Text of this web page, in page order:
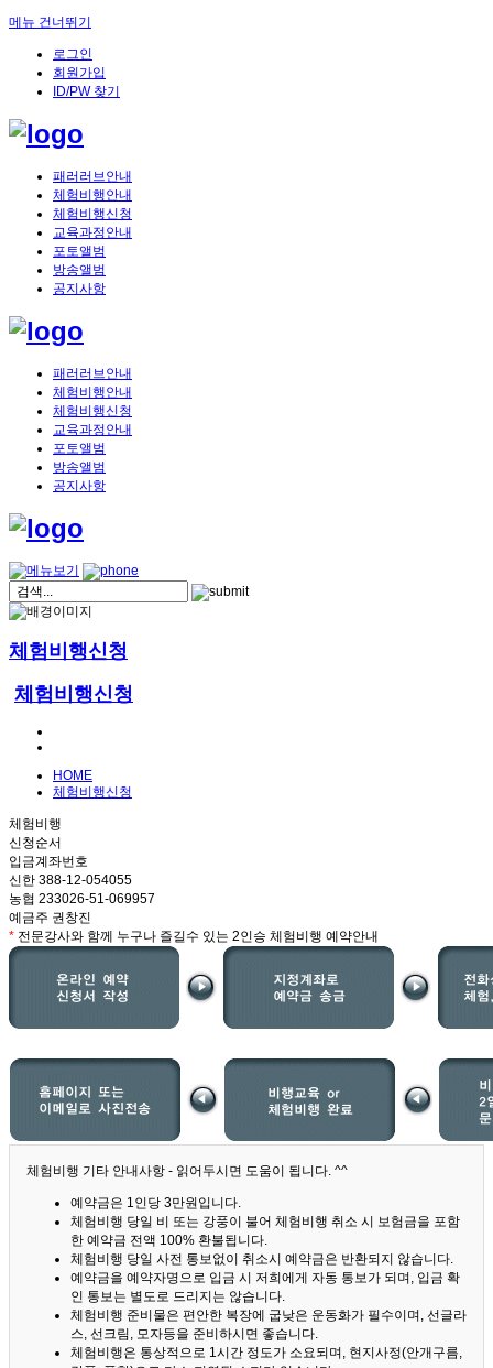
메뉴 건너뛰기
로그인
회원가입
ID/PW 찾기
패러러브안내
체험비행안내
체험비행신청
교육과정안내
포토앨범
방송앨범
공지사항
패러러브안내
체험비행안내
체험비행신청
교육과정안내
포토앨범
방송앨범
공지사항
체험비행신청
체험비행신청
HOME
체험비행신청
체험비행
신청순서
입금계좌번호
신한 388-12-054055
농협 233026-51-069957
예금주 권창진
* 전문강사와 함께 누구나 즐길수 있는 2인승 체험비행 예약안내
체험비행 기타 안내사항 - 읽어두시면 도움이 됩니다. ^^
예약금은 1인당 3만원입니다.
체험비행 당일 비 또는 강풍이 불어 체험비행 취소 시 보험금을 포함
한 예약금 전액 100% 환불됩니다.
체험비행 당일 사전 통보없이 취소시 예약금은 반환되지 않습니다.
예약금을 예약자명으로 입금 시 저희에게 자동 통보가 되며, 입금 확
인 통보는 별도로 드리지는 않습니다.
체험비행 준비물은 편안한 복장에 굽낮은 운동화가 필수이며, 선글라
스, 선크림, 모자등을 준비하시면 좋습니다.
체험비행은 통상적으로 1시간 정도가 소요되며, 현지사정(안개구름,